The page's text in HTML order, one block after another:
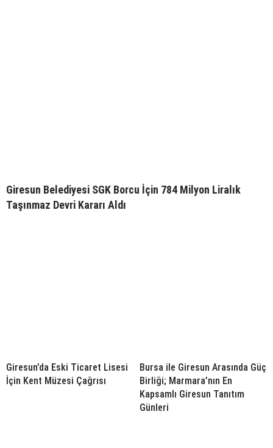
Giresun Belediyesi SGK Borcu İçin 784 Milyon Liralık
Taşınmaz Devri Kararı Aldı
Giresun’da Eski Ticaret Lisesi
İçin Kent Müzesi Çağrısı
Bursa ile Giresun Arasında Güç
Birliği; Marmara’nın En
Kapsamlı Giresun Tanıtım
Günleri